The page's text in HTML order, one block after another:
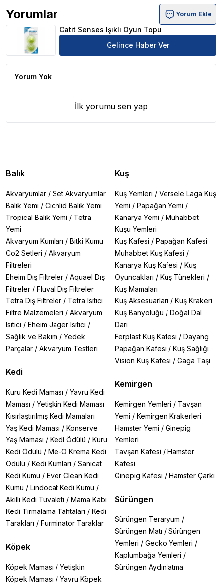
Yorumlar
Catit Senses Işıklı Oyun Topu Ürün Yorumları
Yorum Ekle
Catit Senses Işıklı Oyun Topu
Gelince Haber Ver
Yorum Yok
İlk yorumu sen yap
Balık
Akvaryumlar / Set Akvaryumlar
Balık Yemi / Cichlid Balık Yemi
Tropical Balık Yemi / Tetra
Yemi
Akvaryum Kumları / Bitki Kumu
Co2 Setleri / Akvaryum
Filtreleri
Eheim Dış Filtreler / Aquael Dış
Filtreler / Fluval Dış Filtreler
Tetra Dış Filtreler / Tetra Isıtıcı
Filtre Malzemeleri / Akvaryum
Isıtıcı / Eheim Jager Isıtıcı /
Sağlık ve Bakım / Yedek
Parçalar / Akvaryum Testleri
Kedi
Kuru Kedi Maması / Yavru Kedi
Maması / Yetişkin Kedi Maması
Kısırlaştırılmış Kedi Mamaları
Yaş Kedi Maması / Konserve
Yaş Maması / Kedi Ödülü / Kuru
Kedi Ödülü / Me-O Krema Kedi
Ödülü / Kedi Kumları / Sanicat
Kedi Kumu / Ever Clean Kedi
Kumu / Lindocat Kedi Kumu /
Akıllı Kedi Tuvaleti / Mama Kabı
Kedi Tırmalama Tahtaları / Kedi
Tarakları / Furminator Taraklar
Köpek
Köpek Maması / Yetişkin
Köpek Maması / Yavru Köpek
Kuş
Kuş Yemleri / Versele Laga Kuş
Yemi / Papağan Yemi /
Kanarya Yemi / Muhabbet
Kuşu Yemleri
Kuş Kafesi / Papağan Kafesi
Muhabbet Kuş Kafesi /
Kanarya Kuş Kafesi / Kuş
Oyuncakları / Kuş Tünekleri /
Kuş Mamaları
Kuş Aksesuarları / Kuş Krakeri
Kuş Banyoluğu / Doğal Dal
Darı
Ferplast Kuş Kafesi / Dayang
Papağan Kafesi / Kuş Sağlığı
Vision Kuş Kafesi / Gaga Taşı
Kemirgen
Kemirgen Yemleri / Tavşan
Yemi / Kemirgen Krakerleri
Hamster Yemi / Ginepig
Yemleri
Tavşan Kafesi / Hamster
Kafesi
Ginepig Kafesi / Hamster Çarkı
Sürüngen
Sürüngen Teraryum /
Sürüngen Matı / Sürüngen
Yemleri / Gecko Yemleri /
Kaplumbağa Yemleri /
Sürüngen Aydınlatma